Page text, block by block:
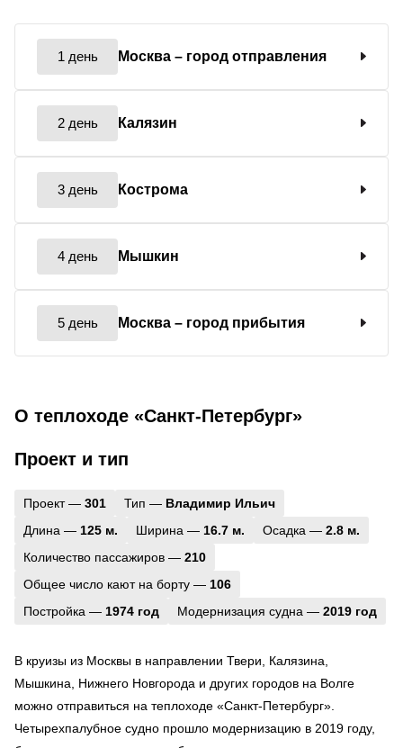
1 день Москва – город отправления
2 день Калязин
3 день Кострома
4 день Мышкин
5 день Москва – город прибытия
О теплоходе «Санкт-Петербург»
Проект и тип
Проект — 301 Тип — Владимир Ильич
Длина — 125 м. Ширина — 16.7 м. Осадка — 2.8 м.
Количество пассажиров — 210
Общее число кают на борту — 106
Постройка — 1974 год Модернизация судна — 2019 год
В круизы из Москвы в направлении Твери, Калязина,
Мышкина, Нижнего Новгорода и других городов на Волге
можно отправиться на теплоходе «Санкт-Петербург».
Четырехпалубное судно прошло модернизацию в 2019 году,